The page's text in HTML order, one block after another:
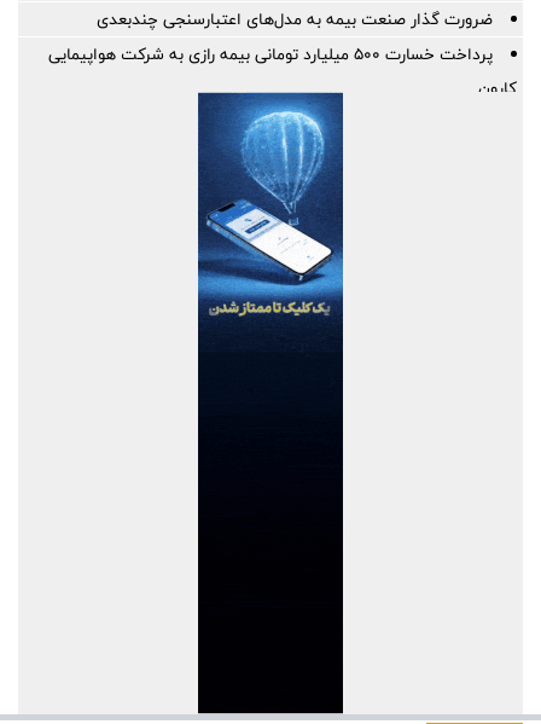
ضرورت گذار صنعت بیمه به مدل‌های اعتبارسنجی چندبعدی
پرداخت خسارت ۵۰۰ میلیارد تومانی بیمه رازی به شرکت هواپیمایی
کارون
بیمه پارسیان، همراه زائران اربعین با پوشش های بیمه های مسئولیت
برگزاری چهارمین نشست هم اندیشی مدیران بیمه البرز با رؤسای تشکل
وقتی «عملکرد» از راز ثروت پنهان آسیا رونمایی می کند
بسیج ظرفیت‌های منطقه آزاد دوغارون برای تکریم زائران حسینی
دیدار مدیر هماهنگی مناطق ویژه اقتصادی کشور با مدیرعامل شهر
مالی شتاب می‌گیرد